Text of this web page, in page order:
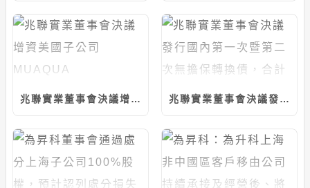
兆聯實業董事會決議增資美國子公司MUAQUA ENGINEERING，計5千萬美元 兆聯實業董事會決議發行國內第一次暨第二次無擔保轉換債，合計上限25億元